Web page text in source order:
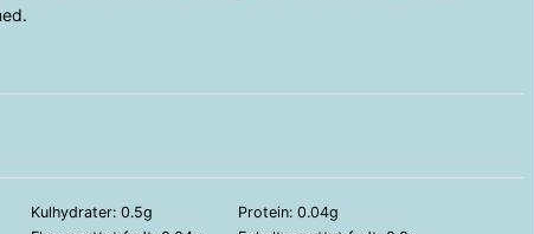
Kulhydrater: 0.5g Protein: 0.04g